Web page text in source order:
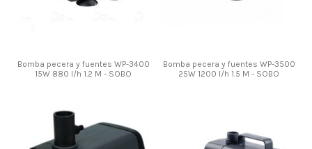
Bomba pecera y fuentes WP-3400
15W 880 l/h 1.2 M - SOBO
Bomba pecera y fuentes WP-3500
25W 1200 l/h 1.5 M - SOBO